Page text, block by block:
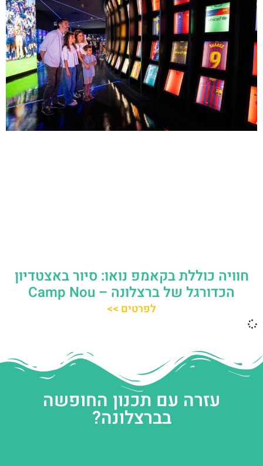
חוויה כוללת בקאמפ נואו: סיור באצטדיון
הכדורגל של ברצלונה – Camp Nou
לפרטים >>
עזרה עם תכנון החופשה
בברצלונה?